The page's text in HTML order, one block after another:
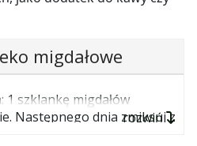
migdałowe
szklankę migdałów
Następnego dnia zmiksuj z
rozwiń